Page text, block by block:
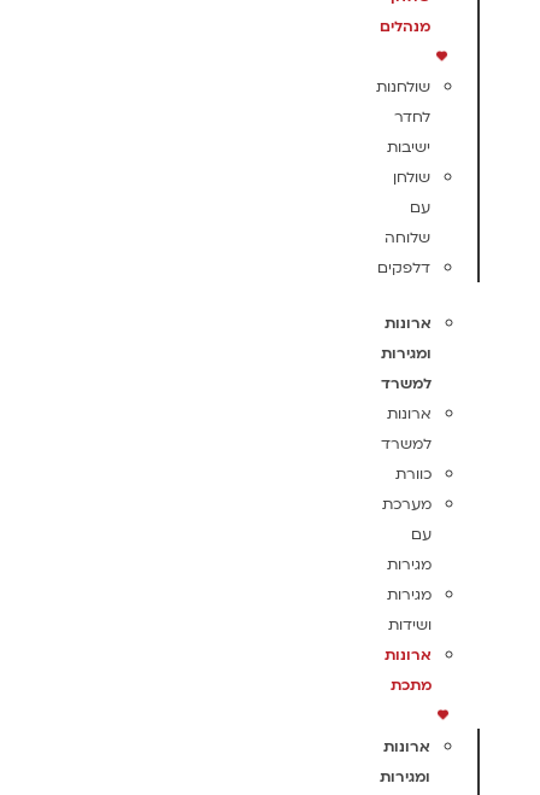
מנהלים
שולחנות
לחדר
ישיבות
שולחן
עם
שלוחה
דלפקים
ארונות
ומגירות
למשרד
ארונות
למשרד
כוורת
מערכת
עם
מגירות
מגירות
ושידות
ארונות
מתכת
ארונות
ומגירות